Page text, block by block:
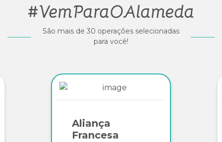
#VemParaOAlameda
São mais de 30 operações selecionadas
para você!
Aliança
Francesa